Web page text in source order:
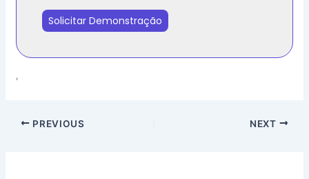
a
z
Solicitar Demonstração
'
PREVIOUS NEXT